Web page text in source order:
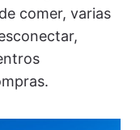
comer, varias